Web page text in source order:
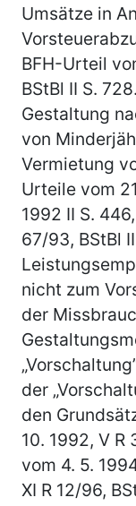
Umsätze in
BFH-Urteil
BStBl II S. 728.
Gestaltung
von
Vermietung
Urteile vom
1992 II S.
67/93, BStBl
nicht zum
der
der
den
10. 1992, V R
vom 4. 5.
XI R 12/96,